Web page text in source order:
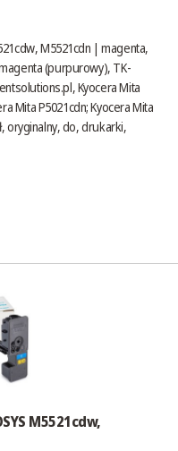
M5521cdn | magenta,
(purpurowy), TK-
, Kyocera Mita
Mita P5021cdn; Kyocera Mita
oryginalny, do, drukarki,
M5521cdw,